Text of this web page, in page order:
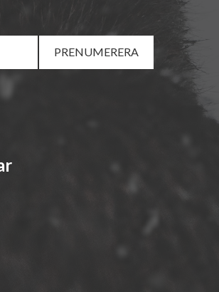
PRENUMERERA